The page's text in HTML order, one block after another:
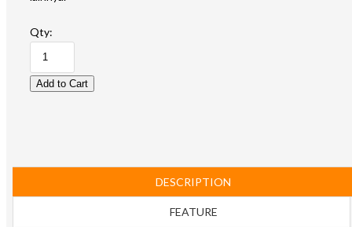
Qty:
DESCRIPTION
FEATURE